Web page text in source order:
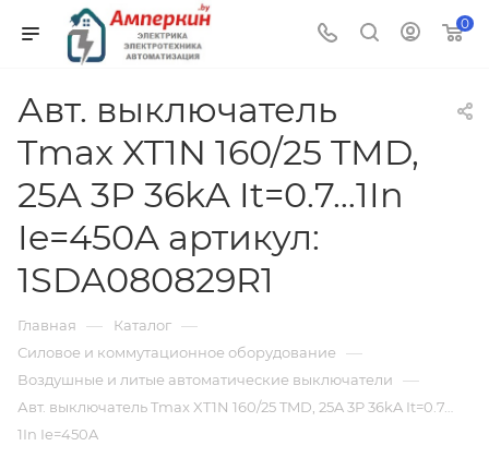
0
Авт. выключатель
Tmax XT1N 160/25 TMD,
25A 3P 36kA It=0.7…1In
Ie=450A артикул:
1SDA080829R1
Главная — Каталог —
Силовое и коммутационное оборудование —
Воздушные и литые автоматические выключатели —
Авт. выключатель Tmax XT1N 160/25 TMD, 25A 3P 36kA It=0.7…
1In Ie=450A